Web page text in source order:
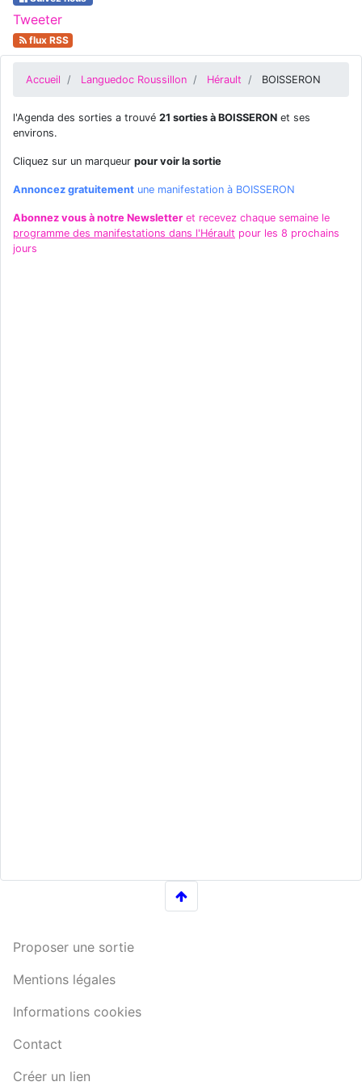
Tweeter
flux RSS
Accueil Languedoc Roussillon Hérault BOISSERON
l'Agenda des sorties a trouvé 21 sorties à BOISSERON et ses
environs.
Cliquez sur un marqueur pour voir la sortie
Annoncez gratuitement une manifestation à BOISSERON
Abonnez vous à notre Newsletter et recevez chaque semaine le
programme des manifestations dans l'Hérault pour les 8 prochains
jours
Proposer une sortie
Mentions légales
Informations cookies
Contact
Créer un lien